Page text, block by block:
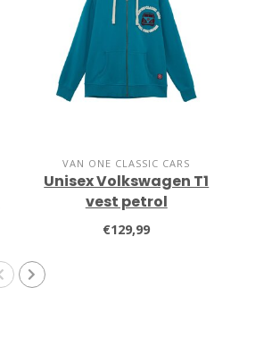
VAN ONE CLASSIC CARS
Unisex Volkswagen T1
vest petrol
€129,99